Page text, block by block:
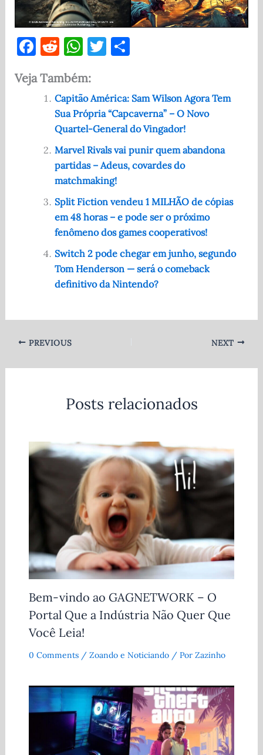
F
c
e
o
o
R
d
di
t
W
at
s
A
p
p
T
te
r
S
e
Veja Também:
Capitão América: Sam Wilson Agora Tem
Sua Própria “Capcaverna” – O Novo
Quartel-General do Vingador!
Marvel Rivals vai punir quem abandona
partidas – Adeus, covardes do
matchmaking!
Split Fiction vendeu 1 MILHÃO de cópias
em 48 horas – e pode ser o próximo
fenômeno dos games cooperativos!
Switch 2 pode chegar em junho, segundo
Tom Henderson — será o comeback
definitivo da Nintendo?
PREVIOUS NEXT
Posts relacionados
Bem-vindo ao GAGNETWORK – O
Portal Que a Indústria Não Quer Que
Você Leia!
0 Comments / Zoando e Noticiando/ Por Zazinho